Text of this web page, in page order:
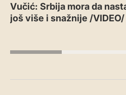
Vučić: Srbija mora da
još više i snažnije /VIDEO/